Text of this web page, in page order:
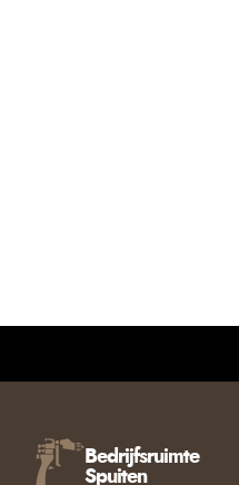
Bedrijfsruimte
Spuiten